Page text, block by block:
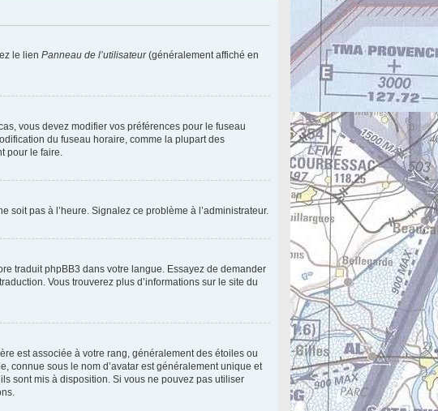
le lien Panneau de l’utilisateur(généralement affiché en
vous devez modifier vos préférences pour le fuseau
du fuseau horaire, comme la plupart des
pour le faire.
soit pas à l’heure. Signalez ce problème à l’administrateur.
traduit phpBB3 dans votre langue. Essayez de demander
Vous trouverez plus d’informations sur le site du
est associée à votre rang, généralement des étoiles ou
connue sous le nom d’avatar est généralement unique et
sont mis à disposition. Si vous ne pouvez pas utiliser